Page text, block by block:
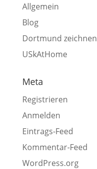
Allgemein
Blog
Dortmund zeichnen
USkAtHome
Meta
Registrieren
Anmelden
Eintrags-Feed
Kommentar-Feed
WordPress.org